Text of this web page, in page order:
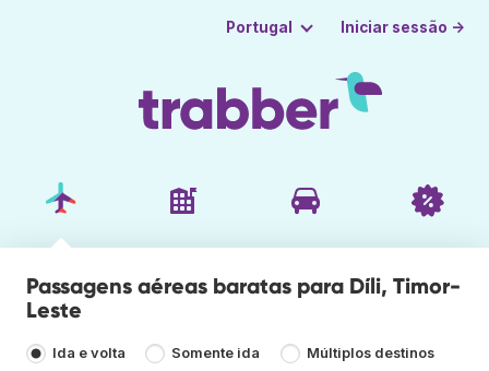
Portugal Iniciar sessão →
Passagens aéreas baratas para Díli, Timor-
Leste
Ida e volta Somente ida Múltiplos destinos